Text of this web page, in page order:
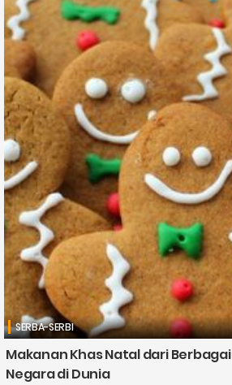
SERBA-SERBI
Makanan Khas Natal dari Berbagai
Negara di Dunia